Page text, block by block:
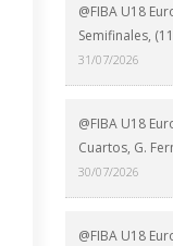
@FIBA U18
Semifinales,
31/07/2026
@FIBA U18
Cuartos, G.
30/07/2026
@FIBA U18